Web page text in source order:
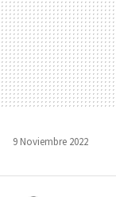
9 Noviembre 2022